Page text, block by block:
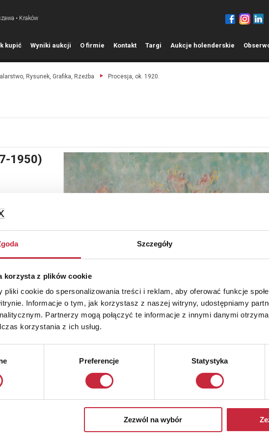
Szczegóły
korzysta z plików cookie
pliki cookie do spersonalizowania treści i reklam, aby oferować funkcje
Informacje o tym, jak korzystasz z naszej witryny, udostępniamy
Partnerzy mogą połączyć te informacje z innymi danymi
korzystania z ich usług.
Preferencje Statystyka
Zezwól na wybór
• Kraków
kupić Wyniki aukcji O firmie Kontakt Targi Aukcje holenderskie O
Rysunek, Grafika, Rzeźba Procesja, ok. 1920.
1950)